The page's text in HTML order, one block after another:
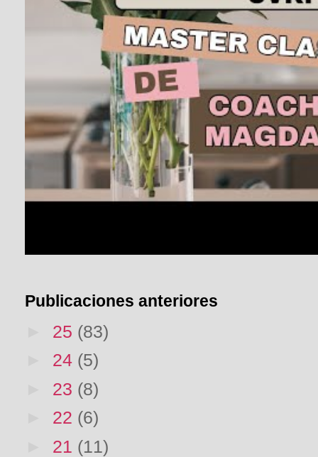
Publicaciones anteriores
25 (83)
24 (5)
23 (8)
22 (6)
21 (11)